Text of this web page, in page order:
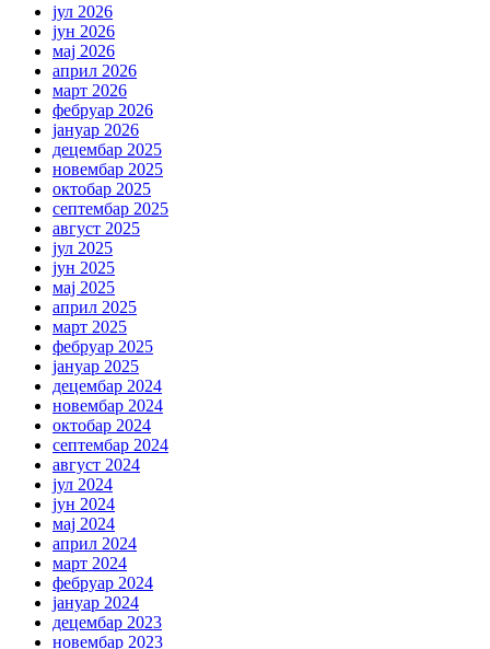
јул 2026
јун 2026
мај 2026
април 2026
март 2026
фебруар 2026
јануар 2026
децембар 2025
новембар 2025
октобар 2025
септембар 2025
август 2025
јул 2025
јун 2025
мај 2025
април 2025
март 2025
фебруар 2025
јануар 2025
децембар 2024
новембар 2024
октобар 2024
септембар 2024
август 2024
јул 2024
јун 2024
мај 2024
април 2024
март 2024
фебруар 2024
јануар 2024
децембар 2023
новембар 2023